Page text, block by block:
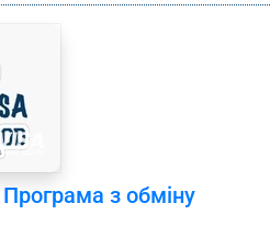
з обміну